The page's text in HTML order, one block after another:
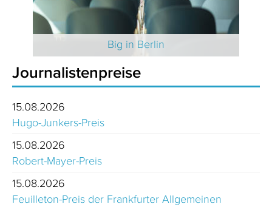
Big in Berlin
Journalistenpreise
15.08.2026
Hugo-Junkers-Preis
15.08.2026
Robert-Mayer-Preis
15.08.2026
Feuilleton-Preis der Frankfurter Allgemeinen